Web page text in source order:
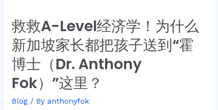
救救A-Level经济学！为什么
新加坡家长都把孩子送到“霍
博士（Dr. Anthony
Fok）”这里？
Blog/ By anthonyfok
救
救
A-
Level
经
济
为